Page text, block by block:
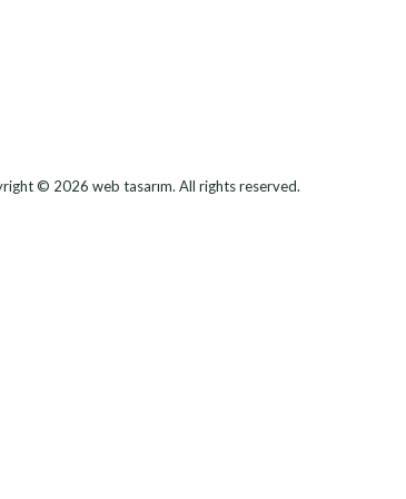
© 2026 web tasarım. All rights reserved.